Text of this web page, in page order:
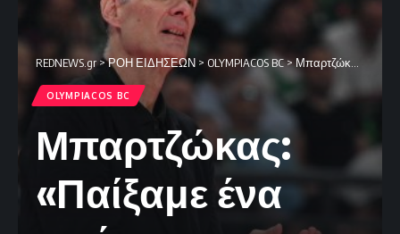
REDNEWS.gr>ΡΟΗ ΕΙΔΗΣΕΩΝ > OLYMPIACOS BC>Μπαρτζώκας: «Παίξαμε ένα μπάσκετ που είναι έξω από τις αρχές μας»
OLYMPIACOS BC
Μπαρτζώκας:
«Παίξαμε ένα